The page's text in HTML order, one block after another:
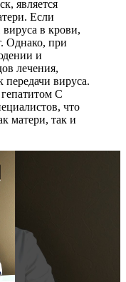
является
Если
в крови,
Однако, при
и
лечения,
передачи вируса.
С
что
матери, так и